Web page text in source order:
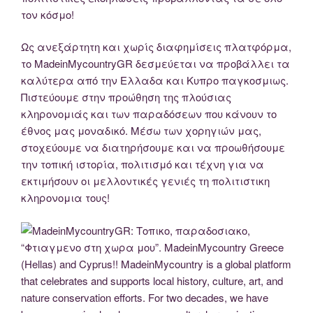
τον κόσμο!
Ως ανεξάρτητη και χωρίς διαφημίσεις πλατφόρμα,
το MadeinMycountryGR δεσμεύεται να προβάλλει τα
καλύτερα από την Ελλαδα και Κυπρο παγκοσμιως.
Πιστεύουμε στην προώθηση της πλούσιας
κληρονομιάς και των παραδόσεων που κάνουν το
έθνος μας μοναδικό. Μέσω των χορηγιών μας,
στοχεύουμε να διατηρήσουμε και να προωθήσουμε
την τοπική ιστορία, πολιτισμό και τέχνη για να
εκτιμήσουν οι μελλοντικές γενιές τη πολιτιστικη
κληρονομια τους!